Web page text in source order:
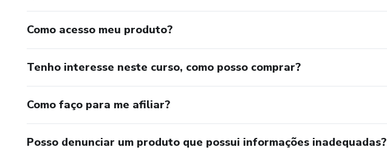
Como acesso meu produto?
Tenho interesse neste curso, como posso comprar?
Como faço para me afiliar?
Posso denunciar um produto que possui informações inadequadas?